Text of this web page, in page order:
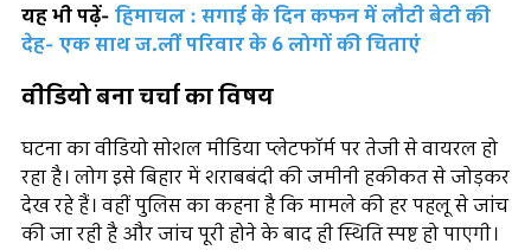
यह भी पढ़ें- हिमाचल : सगाई के दिन कफन में लौटी बेटी की
देह- एक साथ ज.लीं परिवार के 6 लोगों की चिताएं
वीडियो बना चर्चा का विषय
घटना का वीडियो सोशल मीडिया प्लेटफॉर्म पर तेजी से वायरल हो
रहा है। लोग इसे बिहार में शराबबंदी की जमीनी हकीकत से जोड़कर
देख रहे हैं। वहीं पुलिस का कहना है कि मामले की हर पहलू से जांच
की जा रही है और जांच पूरी होने के बाद ही स्थिति स्पष्ट हो पाएगी।